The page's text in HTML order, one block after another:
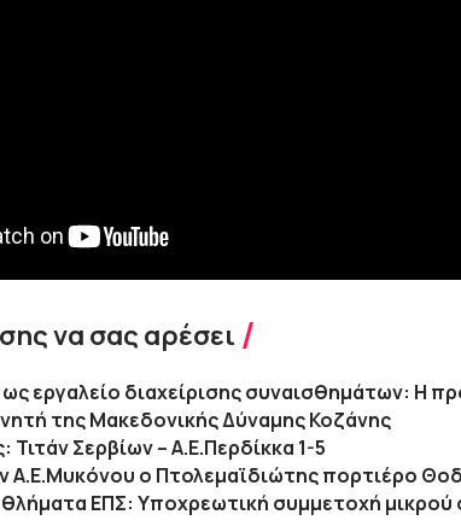
να σας αρέσει
εργαλείο διαχείρισης συναισθημάτων: Η
της Μακεδονικής Δύναμης Κοζάνης
Τιτάν Σερβίων – Α.Ε.Περδίκκα 1-5
Α.Ε.Μυκόνου ο Πτολεμαϊδιώτης πορτιέρο
ΕΠΣ: Υποχρεωτική συμμετοχή μικρού